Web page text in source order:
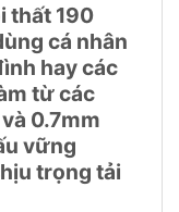
thất 190
cá nhân
hay các
từ các
0.7mm
vững
trọng tải